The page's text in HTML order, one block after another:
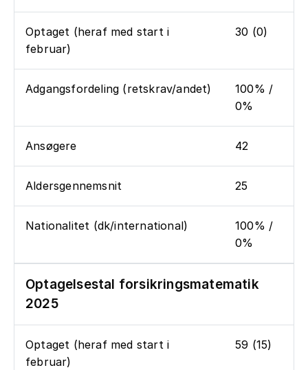
Optaget (heraf med start i
februar)
30 (0)
Adgangsfordeling (retskrav/andet)
100% /
0%
Ansøgere 42
Aldersgennemsnit 25
Nationalitet (dk/international)
100% /
0%
Optagelsestal forsikringsmatematik
2025
Optaget (heraf med start i
februar)
59 (15)